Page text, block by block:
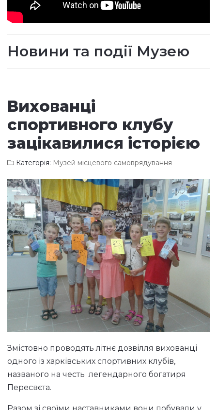
Новини та події Музею
Вихованці
спортивного клубу
зацікавилися історією
Категорія: Музей місцевого самоврядування
Змістовно проводять літнє дозвілля вихованці
одного із харківських спортивних клубів,
названого на честь легендарного богатиря
Пересвєта.
Разом зі своїми наставниками вони побували у